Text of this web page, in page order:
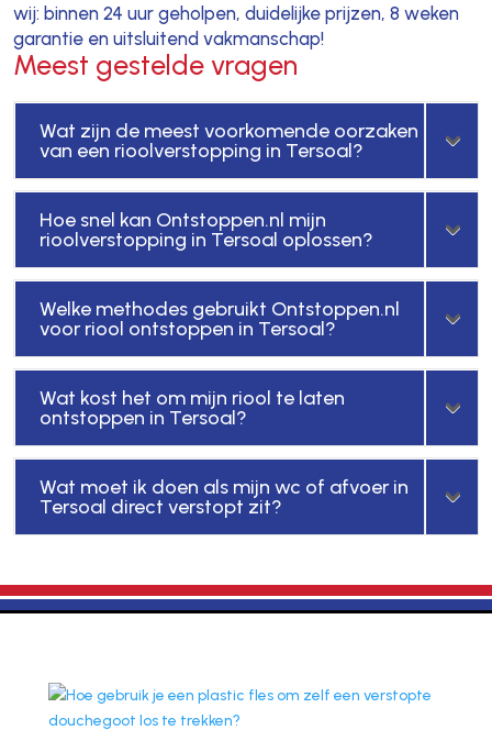
wij: binnen 24 uur geholpen, duidelijke prijzen, 8 weken
garantie en uitsluitend vakmanschap!
Meest gestelde vragen
Wat zijn de meest voorkomende oorzaken
van een rioolverstopping in Tersoal?
Hoe snel kan Ontstoppen.nl mijn
rioolverstopping in Tersoal oplossen?
Welke methodes gebruikt Ontstoppen.nl
voor riool ontstoppen in Tersoal?
Wat kost het om mijn riool te laten
ontstoppen in Tersoal?
Wat moet ik doen als mijn wc of afvoer in
Tersoal direct verstopt zit?